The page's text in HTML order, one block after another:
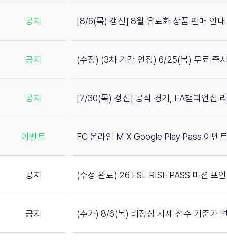
공지 [8/6(목) 갱신] 8월 유료화 상품 판매 안내
공지 (수정) (3차 기간 연장) 6/25(목) 무료 즉
공지 [7/30(목) 갱신] 공식 경기, EA챔피언십
이벤트 FC 온라인 M X Google Play Pass 이벤
공지 (수정 완료) 26 FSL RISE PASS 미션 포
공지 (추가) 8/6(목) 비정상 시세 선수 기준가